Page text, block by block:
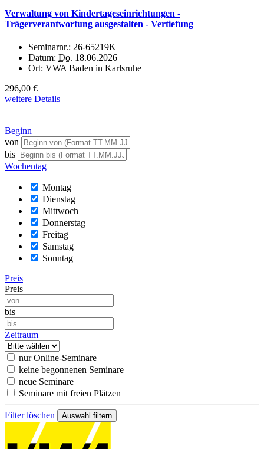
Verwaltung von Kindertageseinrichtungen -
Trägerverantwortung ausgestalten - Vertiefung
Seminarnr.: 26-65219K
Datum: Do. 18.06.2026
Ort: VWA Baden in Karlsruhe
296,00 €
weitere Details
Beginn
von
bis
Wochentag
Montag
Dienstag
Mittwoch
Donnerstag
Freitag
Samstag
Sonntag
Preis
Preis
bis
Zeitraum
nur Online-Seminare
keine begonnenen Seminare
neue Seminare
Seminare mit freien Plätzen
Filter löschen